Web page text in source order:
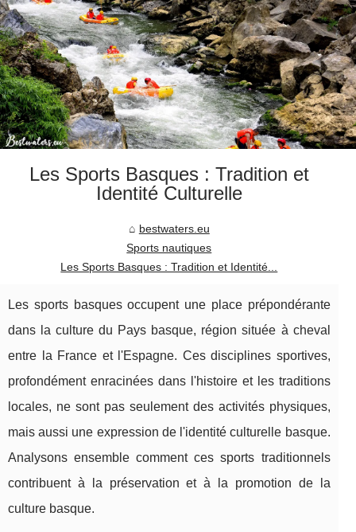
Les Sports Basques : Tradition et
Identité Culturelle
bestwaters.eu
Sports nautiques
Les Sports Basques : Tradition et Identité...
Les sports basques occupent une place prépondérante
dans la culture du Pays basque, région située à cheval
entre la France et l'Espagne. Ces disciplines sportives,
profondément enracinées dans l'histoire et les traditions
locales, ne sont pas seulement des activités physiques,
mais aussi une expression de l'identité culturelle basque.
Analysons ensemble comment ces sports traditionnels
contribuent à la préservation et à la promotion de la
culture basque.